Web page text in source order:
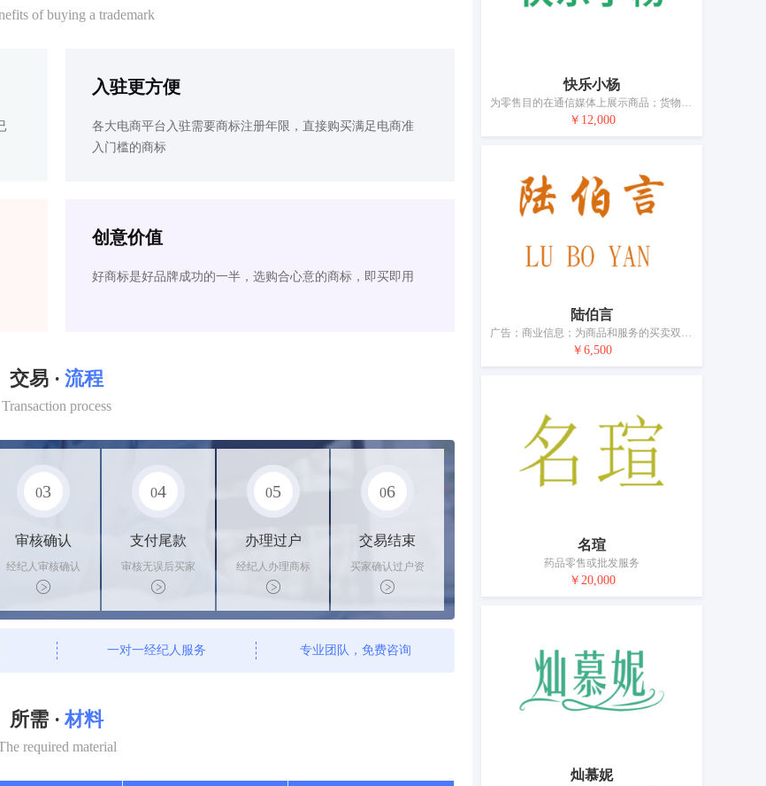
of buying a trademark
入驻更方便
各大电商平台入驻需要商标注册年限，直接购买满足电商准
入门槛的商标
创意价值
好商标是好品牌成功的一半，选购合心意的商标，即买即用
交易 · 流程
Transaction process
03
审核确认
经纪人审核确认
商标状态
04
支付尾款
审核无误后买家
支付尾款，卖家
办理相关手续
05
办理过户
经纪人办理商标
转让手续，交付
相关证书
06
交易结束
买家确认过户资
料后，平台解冻
资金支付卖家
一对一经纪人服务 专业团队，免费咨询
所需 · 材料
required material
快乐小杨
为零售目的在通信媒体上展示商品；货物展出；广告；特许经营的商业管理；为商品和服务的买卖双方提供在线市场；为他人推销；为他人采购（为其他企业购买商品或服务）；人事管理咨询；为商业或广告目的编制网页索引；寻找赞助
￥12,000
陆伯言
广告；商业信息；为商品和服务的买卖双方提供在线市场；替他人推销；市场营销服务；人力资源管理；在计算机数据库中更新和维护数据；会计；药品零售或批发服务；药用、兽医用、卫生用制剂和医疗用品的零售或批发服务
￥6,500
名瑄
药品零售或批发服务
￥20,000
灿慕妮